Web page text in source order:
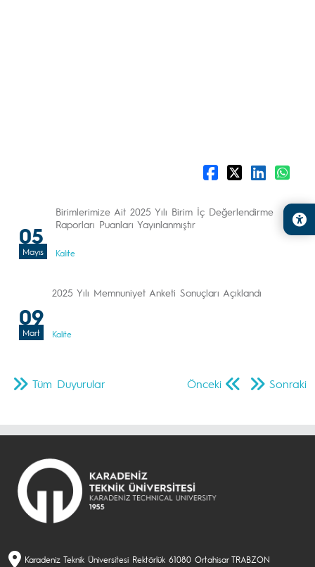
05
Mayıs
Birimlerimize Ait 2025 Yılı Birim İç Değerlendirme
Raporları Puanları Yayınlanmıştır
Kalite
09
Mart
2025 Yılı Memnuniyet Anketi Sonuçları Açıklandı
Kalite
Önceki Sonraki
Tüm Duyurular
Karadeniz Teknik Üniversitesi Rektörlük 61080 Ortahisar TRABZON